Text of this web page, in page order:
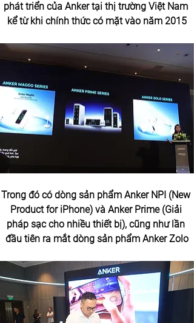
phát triển của Anker tại thị trường Việt Nam
kể từ khi chính thức có mặt vào năm 2015
Trong đó có dòng sản phẩm Anker NPI (New
Product for iPhone) và Anker Prime (Giải
pháp sạc cho nhiều thiết bị), cũng như lần
đầu tiên ra mắt dòng sản phẩm Anker Zolo